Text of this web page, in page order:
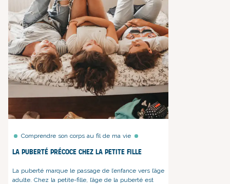
Comprendre son corps au fil de ma vie
La puberté précoce chez la petite fille
La puberté marque le passage de l’enfance vers l’âge
adulte. Chez la petite-fille , l’âge de la puberté est